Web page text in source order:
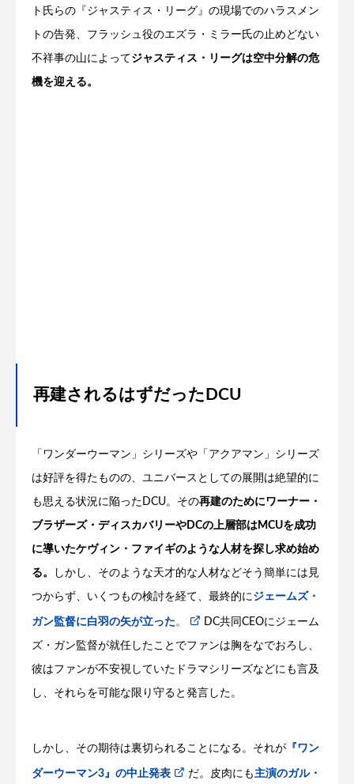
ト氏らの『ジャスティス・リーグ』の現場でのハラスメン
トの告発、フラッシュ役のエズラ・ミラー氏の止めどない
不祥事の山によってジャスティス・リーグは空中分解の危
機を迎える。
再建されるはずだったDCU
「ワンダーウーマン」シリーズや「アクアマン」シリーズ
は好評を得たものの、ユニバースとしての展開は絶望的に
も思える状況に陥ったDCU。その再建のためにワーナー・
ブラザーズ・ディスカバリーやDCの上層部はMCUを成功
に導いたケヴィン・ファイギのような人材を探し求め始め
る。 しかし、そのような天才的な人材などそう簡単には見
つからず、いくつもの検討を経て、最終的にジェームズ・
ガン監督に白羽の矢が立った。 DC共同CEOにジェーム
ズ・ガン監督が就任したことでファンは胸をなでおろし、
彼はファンが不安視していたドラマシリーズなどにも言及
し、それらを可能な限り守ると発言した。
しかし、その期待は裏切られることになる。それが 『ワン
ダーウーマン3』の中止発表 だ。皮肉にも主演のガル・